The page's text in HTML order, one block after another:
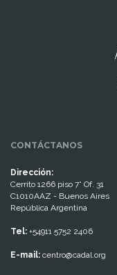
CONTÁCTANOS
Dirección:
Cerrito 1266 piso 7° Of. 31
C1010AAZ - Buenos Aires
República Argentina
Tel: +54911 5752 2406
E-mail: centro@cadal.org